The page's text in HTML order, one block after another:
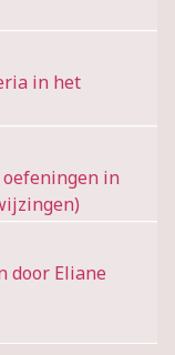
in het
in
door Eliane